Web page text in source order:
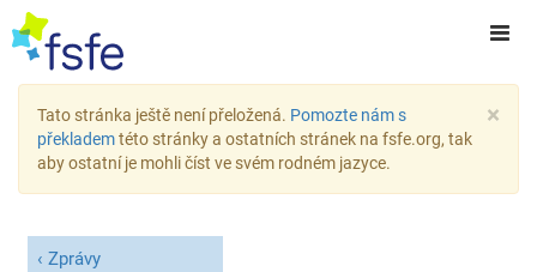
×
Tato stránka ještě není přeložená. Pomozte nám s
překlademtéto stránky a ostatních stránek na fsfe.org, tak
aby ostatní je mohli číst ve svém rodném jazyce.
Zprávy